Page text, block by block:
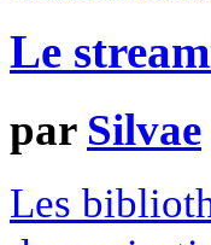
Le
par Silvae
Les